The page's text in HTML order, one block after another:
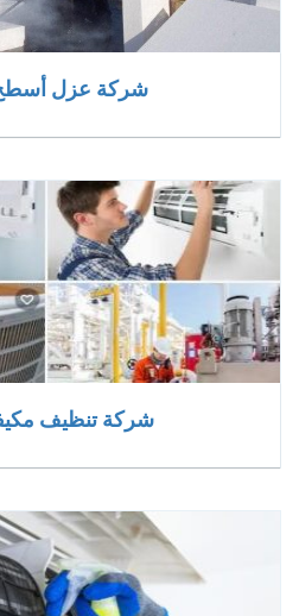
شركة عزل أسطح
شركة تنظيف